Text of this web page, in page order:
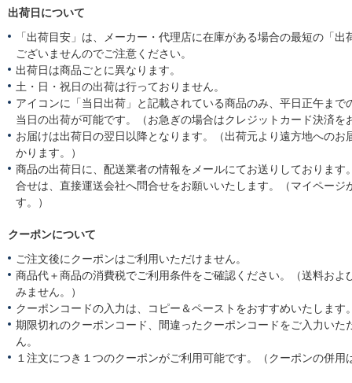
出荷日について
「出荷目安」は、メーカー・代理店に在庫がある場合の最短の「
ございませんのでご注意ください。
出荷日は商品ごとに異なります。
土・日・祝日の出荷は行っておりません。
アイコンに「当日出荷」と記載されている商品のみ、平日正午まで
当日の出荷が可能です。（お急ぎの場合はクレジットカード決済を
お届けは出荷日の翌日以降となります。（出荷元より遠方地へのお
かります。）
商品の出荷日に、配送業者の情報をメールにてお送りしております
合せは、直接運送会社へ問合せをお願いいたします。（マイページ
す。）
クーポンについて
ご注文後にクーポンはご利用いただけません。
商品代＋商品の消費税でご利用条件をご確認ください。（送料およ
みません。）
クーポンコードの入力は、コピー＆ペーストをおすすめいたします
期限切れのクーポンコード、間違ったクーポンコードをご入力いた
ん。
１注文につき１つのクーポンがご利用可能です。（クーポンの併用